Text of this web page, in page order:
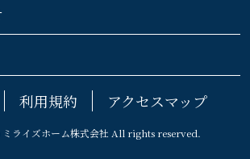
利用規約 アクセスマップ
ライズホーム株式会社 All rights reserved.